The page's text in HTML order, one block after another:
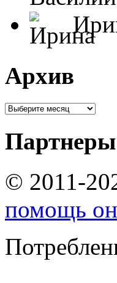
Архив
Партнеры
© 2011-
помощь